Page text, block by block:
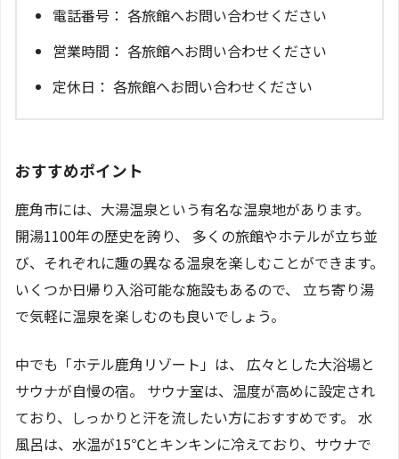
電話番号： 各旅館へお問い合わせください
営業時間： 各旅館へお問い合わせください
定休日： 各旅館へお問い合わせください
おすすめポイント
鹿角市には、大湯温泉という有名な温泉地があります。
開湯1100年の歴史を誇り、 多くの旅館やホテルが立ち並
び、それぞれに趣の異なる温泉を楽しむことができます。
いくつか日帰り入浴可能な施設もあるので、 立ち寄り湯
で気軽に温泉を楽しむのも良いでしょう。
中でも「ホテル鹿角リゾート」は、 広々とした大浴場と
サウナが自慢の宿。 サウナ室は、温度が高めに設定され
ており、しっかりと汗を流したい方におすすめです。 水
風呂は、水温が15℃とキンキンに冷えており、サウナで